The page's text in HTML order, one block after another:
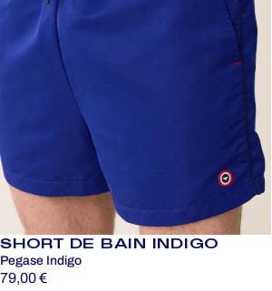
SHORT DE BAIN INDIGO
Pegase Indigo
79,00 €